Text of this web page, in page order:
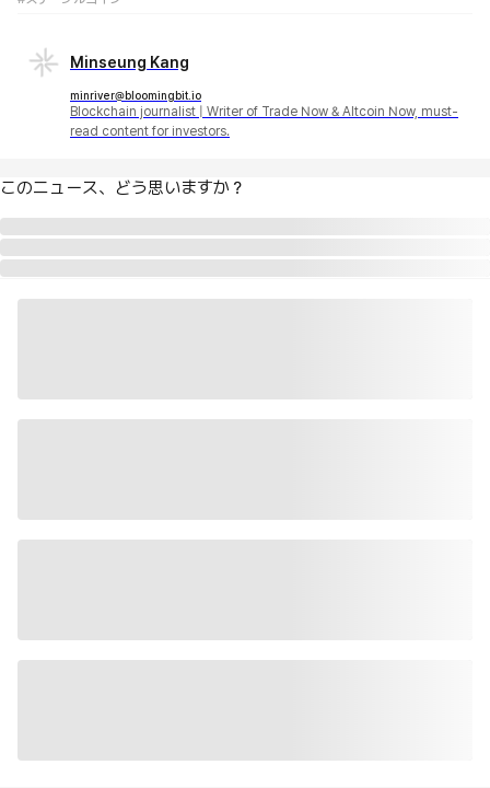
Minseung Kang
minriver@bloomingbit.io
Blockchain journalist | Writer of Trade Now & Altcoin Now, must-
read content for investors.
このニュース、どう思いますか？